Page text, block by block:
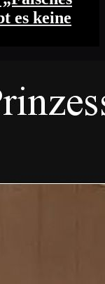
es keine